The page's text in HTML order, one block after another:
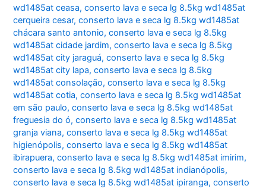
wd1485at ceasa,conserto lava e seca lg 8.5kg wd1485at
cerqueira cesar,conserto lava e seca lg 8.5kg wd1485at
chácara santo antonio,conserto lava e seca lg 8.5kg
wd1485at cidade jardim,conserto lava e seca lg 8.5kg
wd1485at city jaraguá,conserto lava e seca lg 8.5kg
wd1485at city lapa,conserto lava e seca lg 8.5kg
wd1485at consolação,conserto lava e seca lg 8.5kg
wd1485at cotia,conserto lava e seca lg 8.5kg wd1485at
em são paulo,conserto lava e seca lg 8.5kg wd1485at
freguesia do ó,conserto lava e seca lg 8.5kg wd1485at
granja viana,conserto lava e seca lg 8.5kg wd1485at
higienópolis,conserto lava e seca lg 8.5kg wd1485at
ibirapuera,conserto lava e seca lg 8.5kg wd1485at imirim,
conserto lava e seca lg 8.5kg wd1485at indianópolis,
conserto lava e seca lg 8.5kg wd1485at ipiranga,conserto